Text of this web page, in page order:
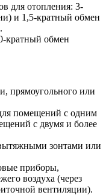
для отопления: 3-
и 1,5-кратный обмен
кратный обмен
прямоугольного или
помещений с одним
с двумя и более
зонтами или
приборы,
воздуха (через
вентиляции).